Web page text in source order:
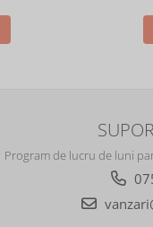
Program de lucru de luni